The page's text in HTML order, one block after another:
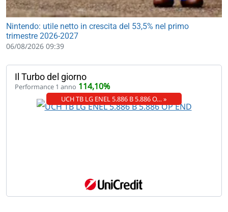
Nintendo: utile netto in crescita del 53,5% nel primo
trimestre 2026-2027
06/08/2026 09:39
Il Turbo del giorno
Performance 1 anno 114,10%
UCH TB LG ENEL 5.886 B 5.886 O… »